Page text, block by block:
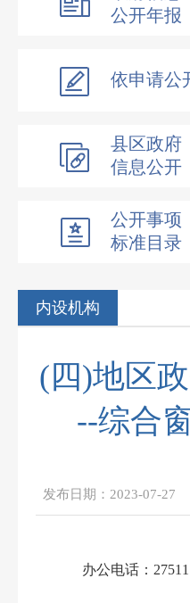
公开年报
依申请公
县区政府
信息公开
公开事项
标准目录
内设机构
(四)地区
--综合
发布日期： 2023-07-27
办公电话：